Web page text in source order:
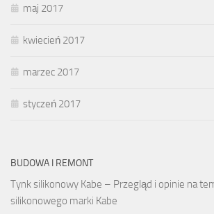
maj 2017
kwiecień 2017
marzec 2017
styczeń 2017
BUDOWA I REMONT
Tynk silikonowy Kabe – Przegląd i opinie na
silikonowego marki Kabe